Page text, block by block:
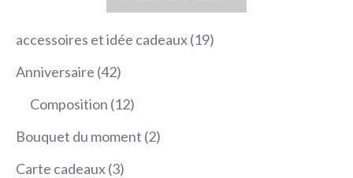
35,00 €
accessoires et idée cadeaux 1919
Anniversaire 4242
produits
Composition 1212
produits
Bouquet du moment 22
Carte cadeaux 33